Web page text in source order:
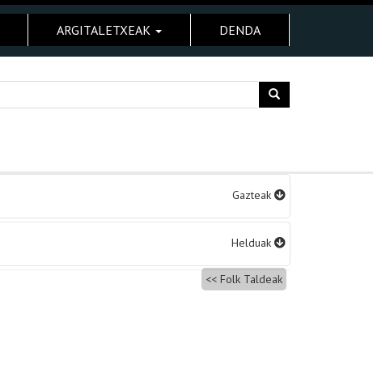
ARGITALETXEAK DENDA
Gazteak
Helduak
Folk Taldeak